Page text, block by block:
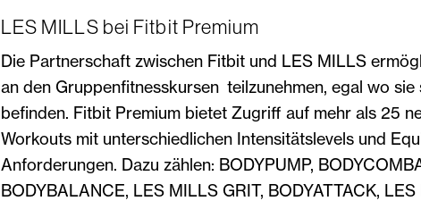
LES MILLS bei Fitbit Premium
Die Partnerschaft zwischen Fitbit und LES MILLS
an den Gruppenfitnesskursen teilzunehmen, egal wo sie
befinden. Fitbit Premium bietet Zugriff auf mehr als 25
Workouts mit unterschiedlichen Intensitätslevels und
Anforderungen. Dazu zählen: BODYPUMP,
BODYBALANCE, LES MILLS GRIT, BODYATTACK,